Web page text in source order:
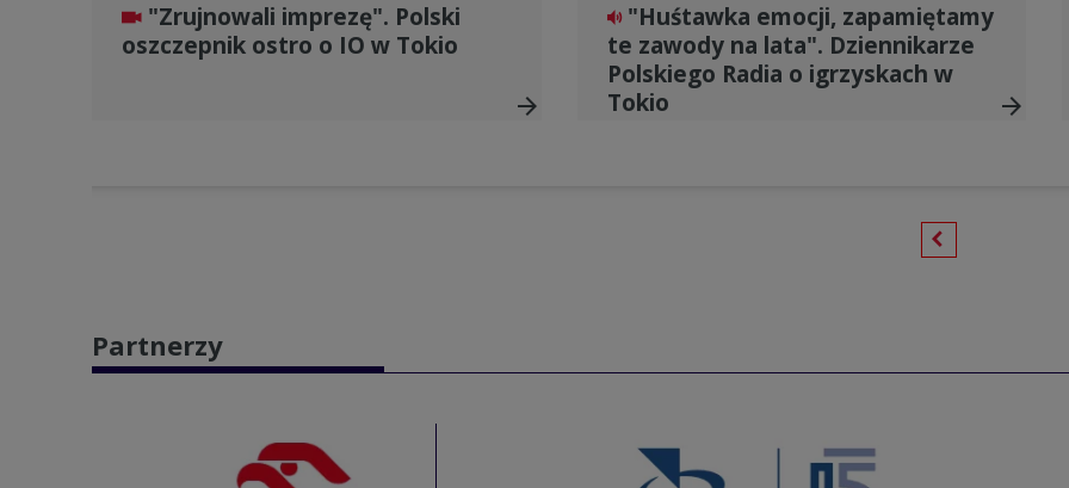
"Zrujnowali imprezę". Polski
oszczepnik ostro o IO w Tokio
arrow_forward
"Huśtawka emocji, zapamiętamy
te zawody na lata". Dziennikarze
Polskiego Radia o igrzyskach w
Tokio
arrow_forward
Partnerzy